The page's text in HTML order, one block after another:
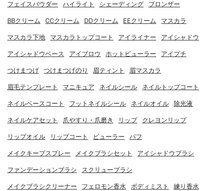
フェイスパウダー ハイライト シェーディング ブロンザー
BBクリーム CCクリーム DDクリーム EEクリーム マスカラ
マスカラ下地 マスカラトップコート アイライナー アイシャドウ
アイシャドウベース アイブロウ ホットビューラー アイプチ
つけまつげ つけまつげのり 眉ティント 眉マスカラ
眉毛テンプレート マニキュア ネイルシール ネイルトップコート
ネイルベースコート フットネイルシール ネイルオイル 除光液
ネイルケアセット 爪やすり・爪磨き リップ クレヨンリップ
リップオイル リップコート ビューラー パフ
メイクキープスプレー メイクブラシセット アイシャドウブラシ
ファンデーションブラシ スクリューブラシ
メイクブラシクリーナー フェロモン香水 ボディミスト 練り香水